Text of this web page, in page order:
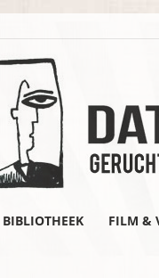
BIBLIOTHEEK FILM &